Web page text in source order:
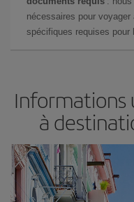
nécessaires pour
spécifiques requises pour
Informations
à